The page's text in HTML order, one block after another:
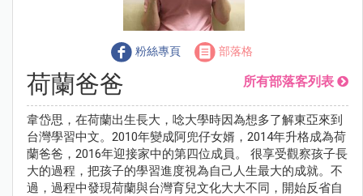
粉絲專頁 部落格
荷蘭爸爸 所有部落客列表
韋岱思，在荷蘭出生長大，唸大學時因為想多了解東亞來到
台灣學習中文。2010年變成阿兜仔女婿，2014年升格成為荷
蘭爸爸，2016年迎接家中的第四位成員。 很享受觀察孩子長
大的過程，把孩子的學習進度視為自己人生最大的成就。不
過，過程中發現荷蘭與台灣育兒文化大大不同，開始反省自